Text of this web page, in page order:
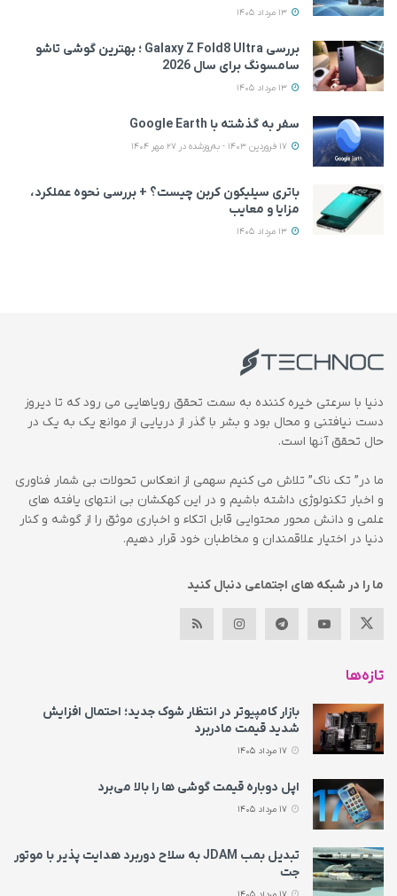
بررسی Galaxy Z Fold8 Ultra ؛ بهترین گوشی تاشو
سامسونگ برای سال 2026
سفر به گذشته با Google Earth
باتری سیلیکون کربن چیست؟ + بررسی نحوه عملکرد،
مزایا و معایب
دنیا با سرعتی خیره کننده به سمت تحقق رویاهایی می رود که تا دیروز
دست نیافتنی و محال بود و بشر با گذر از دریایی از موانع یک به یک در
حال تحقق آنها است.
ما در” تک ناک” تلاش می کنیم سهمی از انعکاس تحولات بی شمار فناوری
و اخبار تکنولوژی داشته باشیم و در این کهکشان بی انتهای یافته های
علمی و دانش محور محتوایی قابل اتکاء و اخباری موثق را از گوشه و کنار
دنیا در اختیار علاقمندان و مخاطبان خود قرار دهیم.
ما را در شبکه های اجتماعی دنبال کنید
تازه‌ها
بازار کامپیوتر در انتظار شوک جدید؛ احتمال افزایش
شدید قیمت مادربرد
اپل دوباره قیمت‌ گوشی ها را بالا می‌برد
تبدیل بمب JDAM به سلاح دوربرد هدایت پذیر با موتور
جت